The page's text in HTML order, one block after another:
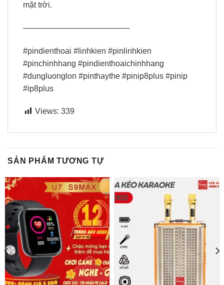
mặt trời.
—————————————-
#pindienthoai #linhkien #pinlinhkien
#pinchinhhang #pindienthoaichinhhang
#dungluonglon #pinthaythe #pinip8plus #pinip
#ip8plus
Views: 339
SẢN PHẨM TƯƠNG TỰ